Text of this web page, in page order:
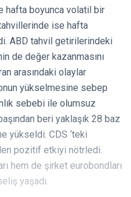
hafta boyunca volatil bir
ise hafta
ABD tahvil getirilerindeki
de değer kazanmasını
arasındaki olaylar
yükselmesine sebep
sebebi ile olumsuz
beri yaklaşık 28 baz
yükseldi. CDS ‘teki
pozitif etkiyi nötrledi.
hem de şirket eurobondları
yaşadı.